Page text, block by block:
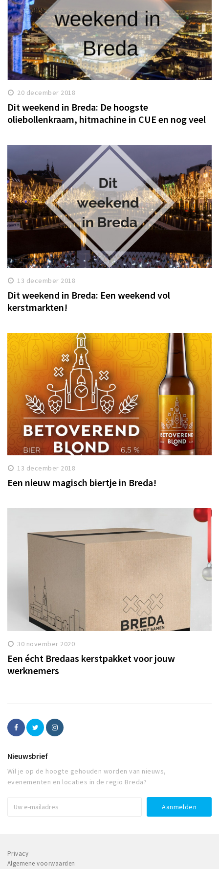
20 december 2018
Dit weekend in Breda: De hoogste
oliebollenkraam, hitmachine in CUE en nog veel
13 december 2018
Dit weekend in Breda: Een weekend vol
kerstmarkten!
13 december 2018
Een nieuw magisch biertje in Breda!
30 november 2020
Een écht Bredaas kerstpakket voor jouw
werknemers
Nieuwsbrief
Wil je op de hoogte gehouden worden van nieuws,
evenementen en locaties in de regio Breda?
Privacy
Algemene voorwaarden